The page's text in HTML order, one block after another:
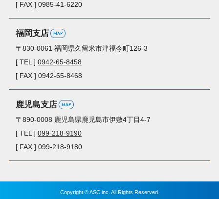
[ FAX ] 0985-41-6220
福岡支店 MAP
〒830-0061 福岡県久留米市津福今町126-3
[ TEL ] 0942-65-8458
[ FAX ] 0942-65-8468
鹿児島支店 MAP
〒890-0008 鹿児島県鹿児島市伊敷4丁目4-7
[ TEL ] 099-218-9190
[ FAX ] 099-218-9180
Copyright © ASC inc. All Rights Reserved.